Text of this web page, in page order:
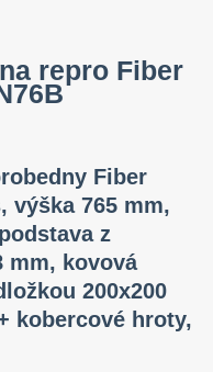
Fiber
výška 765 mm,
z
mm, kovová
200x200
kobercové hroty,